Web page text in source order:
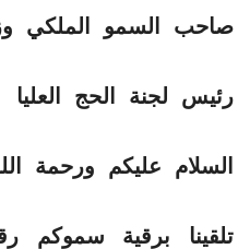
صاحب السمو الملكي
رئيس لجنة الحج العليا
السلام عليكم ورحمة